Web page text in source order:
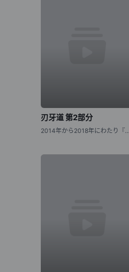
刃牙道 第2部分
2014年から2018年にわたり『週刊少年チャンピオン』にて、连载された板垣恵介による同名コミックが原作の『刃牙道』。 “地上最强の亲子喧哗”が幕を闭じてから、刃牙をはじめ、歴戦のファイターたちは耐